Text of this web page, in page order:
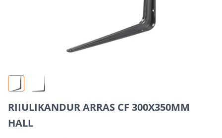
RIIULIKANDUR ARRAS CF 300X350MM
HALL